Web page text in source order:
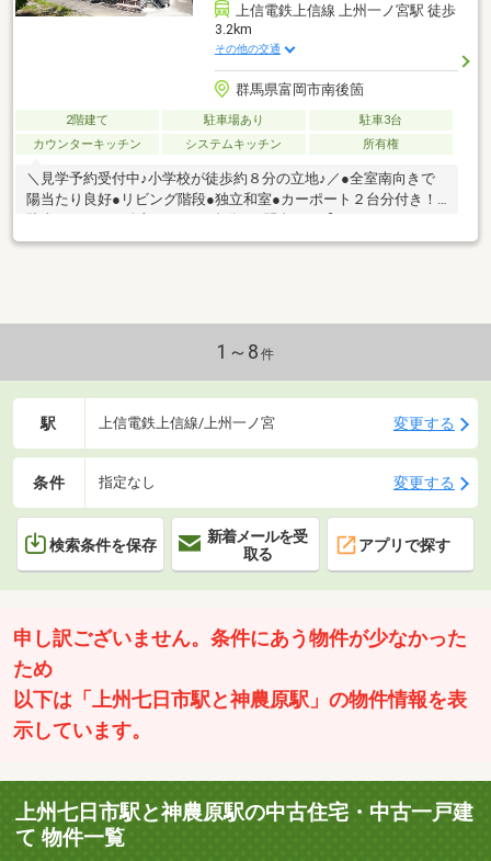
上信電鉄上信線 上州一ノ宮駅 徒歩
3.2km
その他の交通
群馬県富岡市南後箇
2階建て 駐車場あり
駐車3台
カウンターキッチン
システムキッチン 所有権
＼見学予約受付中♪小学校が徒歩約８分の立地♪／●全室南向きで
陽当たり良好●リビング階段●独立和室●カーポート２台分付き！
０-３８３】へどうぞ♪
1～8 件
駅 上信電鉄上信線/上州一ノ宮 変更する
条件 指定なし 変更する
検索条件を保存
新着メールを受
取る
アプリで探す
申し訳ございません。条件にあう物件が少なかった
ため
以下は「上州七日市駅と神農原駅」の物件情報を表
示しています。
上州七日市駅と神農原駅の中古住宅・中古一戸建
て 物件一覧